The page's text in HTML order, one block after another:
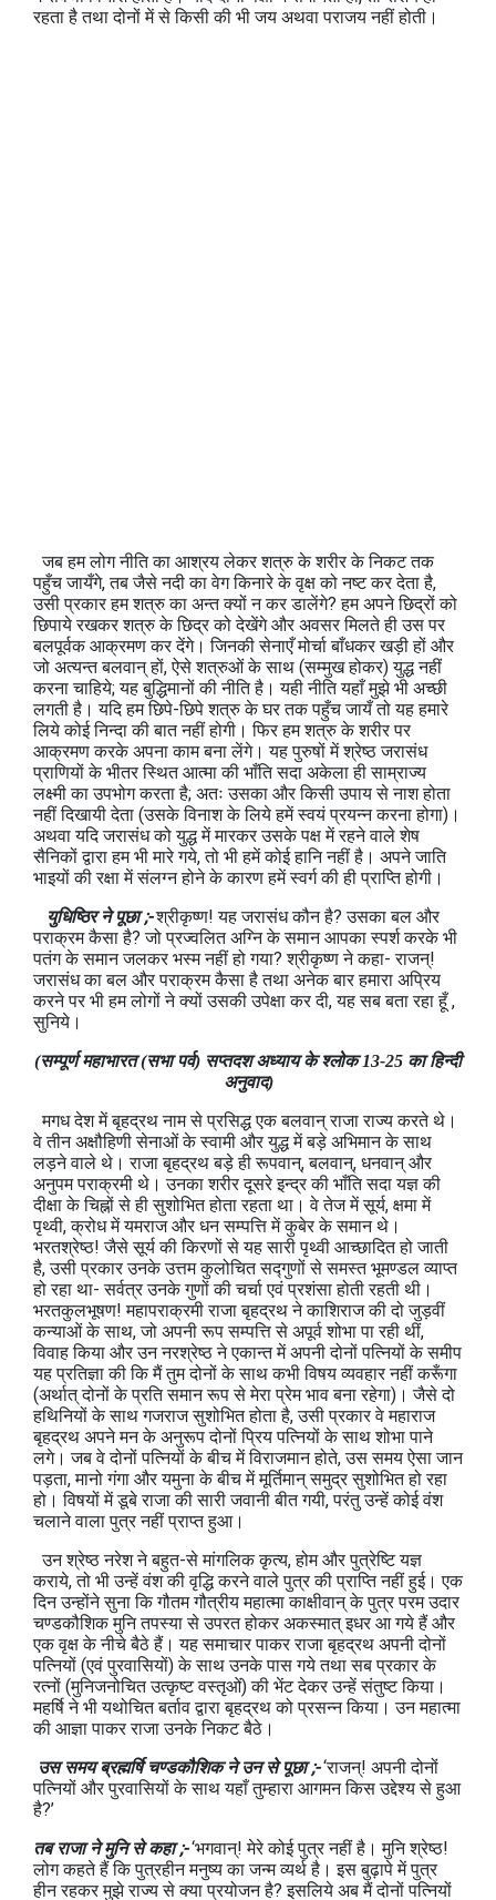
रहता है तथा दोनों में से किसी की भी जय अथवा पराजय नहीं होती।
जब हम लोग नीति का आश्रय लेकर शत्रु के शरीर के निकट तक
पहुँच जायँगे, तब जैसे नदी का वेग किनारे के वृक्ष को नष्ट कर देता है,
उसी प्रकार हम शत्रु का अन्‍त क्‍यों न कर डालेंगे? हम अपने छिद्रों को
छिपाये रखकर शत्रु के छिद्र को देखेंगे और अवसर मिलते ही उस पर
बलपूर्वक आक्रमण कर देंगे। जिनकी सेनाएँ मोर्चा बाँधकर खड़ी हों और
जो अत्यन्त बलवान् हों, ऐसे शत्रुओं के साथ (सम्मुख होकर) युद्ध नहीं
करना चाहिये; यह बुद्धिमानों की नीति है। यही नीति यहाँ मुझे भी अच्छी
लगती है। यदि हम छिपे-छिपे शत्रु के घर तक पहुँच जायँ तो यह हमारे
लिये कोई निन्दा की बात नहीं होगी। फिर हम शत्रु के शरीर पर
आक्रमण करके अपना काम बना लेंगे। यह पुरुषों में श्रेष्ठ जरासंध
प्राणियों के भीतर स्थित आत्मा की भाँति सदा अकेला ही साम्राज्य
लक्ष्मी का उपभोग करता है; अतः उसका और किसी उपाय से नाश होता
नहीं दिखायी देता (उसके विनाश के लिये हमें स्वयं प्रयन्न करना होगा)।
अथवा यदि जरासंध को युद्ध में मारकर उसके पक्ष में रहने वाले शेष
सैनिकों द्वारा हम भी मारे गये, तो भी हमें कोई हानि नहीं है। अपने जाति
भाइयों की रक्षा में संलग्न होने के कारण हमें स्वर्ग की ही प्राप्ति होगी।
युधिष्ठिर ने पूछा ;-श्रीकृष्ण! यह जरासंध कौन है? उसका बल और
पराक्रम कैसा है? जो प्रज्वलित अग्नि के समान आपका स्पर्श करके भी
पतंग के समान जलकर भस्म नहीं हो गया? श्रीकृष्ण ने कहा- राजन्!
जरासंध का बल और पराक्रम कैसा है तथा अनेक बार हमारा अप्रिय
करने पर भी हम लोगों ने क्यों उसकी उपेक्षा कर दी, यह सब बता रहा हूँ ,
सुनिये।
(सम्पूर्ण महाभारत (सभा पर्व) सप्तदश अध्याय के श्लोक 13-25 का हिन्दी
अनुवाद)
मगध देश में बृहद्रथ नाम से प्रसिद्ध एक बलवान् राजा राज्य करते थे।
वे तीन अक्षौहिणी सेनाओं के स्वामी और युद्ध में बड़े अभिमान के साथ
लड़ने वाले थे। राजा बृहद्रथ बड़े ही रूपवान्, बलवान्, धनवान् और
अनुपम पराक्रमी थे। उनका शरीर दूसरे इन्द्र की भाँति सदा यज्ञ की
दीक्षा के चिह्नों से ही सुशोभित होता रहता था। वे तेज में सूर्य, क्षमा में
पृथ्वी, क्रोध में यमराज और धन सम्पत्ति में कुबेर के समान थे।
भरतश्रेष्ठ! जैसे सूर्य की किरणों से यह सारी पृथ्वी आच्छादित हो जाती
है, उसी प्रकार उनके उत्तम कुलोचित सद्गुणों से समस्त भूमण्डल व्याप्त
हो रहा था- सर्वत्र उनके गुणों की चर्चा एवं प्रशंसा होती रहती थी।
भरतकुलभूषण! महापराक्रमी राजा बृहद्रथ ने काशिराज की दो जुड़वीं
कन्याओं के साथ, जो अपनी रूप सम्पत्ति से अपूर्व शोभा पा रही थीं,
विवाह किया और उन नरश्रेष्ठ ने एकान्त में अपनी दोनों पत्नियों के समीप
यह प्रतिज्ञा की कि मैं तुम दोनों के साथ कभी विषय व्यवहार नहीं करूँगा
(अर्थात् दोनों के प्रति समान रूप से मेरा प्रेम भाव बना रहेगा)। जैसे दो
हथिनियों के साथ गजराज सुशोभित होता है, उसी प्रकार वे महाराज
बृहद्रथ अपने मन के अनुरूप दोनों प्रिय पत्नियों के साथ शोभा पाने
लगे। जब वे दोनों पत्नियों के बीच में विराजमान होते, उस समय ऐसा जान
पड़ता, मानो गंगा और यमुना के बीच में मूर्तिमान् समुद्र सुशोभित हो रहा
हो। विषयों में डूबे राजा की सारी जवानी बीत गयी, परंतु उन्हें कोई वंश
चलाने वाला पुत्र नहीं प्राप्त हुआ।
उन श्रेष्ठ नरेश ने बहुत-से मांगलिक कृत्य, होम और पुत्रेष्टि यज्ञ
कराये, तो भी उन्हें वंश की वृद्धि करने वाले पुत्र की प्राप्ति नहीं हुई। एक
दिन उन्होंने सुना कि गौतम गौत्रीय महात्मा काक्षीवान् के पुत्र परम उदार
चण्डकौशिक मुनि तपस्या से उपरत होकर अकस्मात् इधर आ गये हैं और
एक वृक्ष के नीचे बैठे हैं। यह समाचार पाकर राजा बृहद्रथ अपनी दोनों
पत्नियों (एवं पुरवासियों) के साथ उनके पास गये तथा सब प्रकार के
रत्नों (मुनिजनोचित उत्कृष्ट वस्तृओं) की भेंट देकर उन्हें संतुष्ट किया।
महर्षि ने भी यथोचित बर्ताव द्वारा बृहद्रथ को प्रसन्न किया। उन महात्मा
की आज्ञा पाकर राजा उनके निकट बैठे।
उस समय ब्रह्मर्षि चण्डकौशिक ने उन से पूछा ;-‘राजन्! अपनी दोनों
पत्नियों और पुरवासियों के साथ यहाँ तुम्हारा आगमन किस उद्देश्य से हुआ
है?’
तब राजा ने मुनि से कहा ;-‘भगवान्! मेरे कोई पुत्र नहीं है। मुनि श्रेष्ठ!
लोग कहते हैं कि पुत्रहीन मनुष्य का जन्म व्यर्थ है। इस बुढ़ापे में पुत्र
हीन रहकर मुझे राज्य से क्या प्रयोजन है? इसलिये अब मैं दोनों पत्नियों